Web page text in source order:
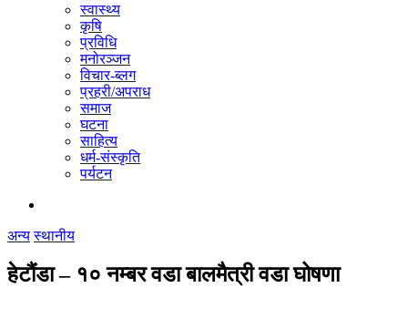
स्वास्थ्य
कृषि
प्रविधि
मनोरञ्जन
विचार-ब्लग
प्रहरी/अपराध
समाज
घटना
साहित्य
धर्म-संस्कृति
पर्यटन
अन्य स्थानीय
हेटौंडा – १० नम्बर वडा बालमैत्री वडा घोषणा